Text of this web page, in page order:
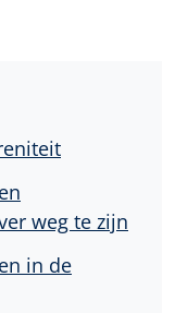
weg te zijn
in de